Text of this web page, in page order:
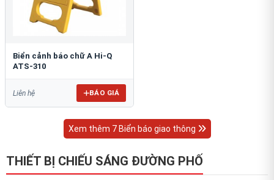
Biển cảnh báo chữ A Hi-Q
ATS-310
Liên hệ BÁO GIÁ
Xem thêm 7 Biển báo giao thông
THIẾT BỊ CHIẾU SÁNG ĐƯỜNG PHỐ